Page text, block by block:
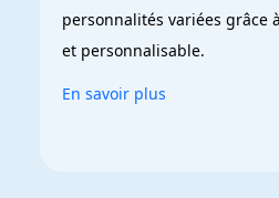
personnalités variées grâce
et personnalisable.
En savoir plus